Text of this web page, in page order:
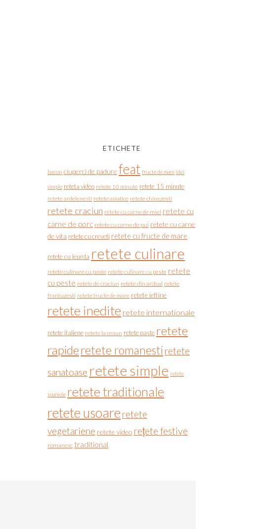
ETICHETE
bacon ciuperci de padure feat fructe de mare idei
simple reteta video retete 10 minute retete 15 minute
retete ardelenesti retete asiatice retete chinezesti
retete craciun retete cu carne de miel retete cu
carne de porc retete cu carne de pui retete cu carne
de vita retete cu creveti retete cu fructe de mare
retete cu leurda retete culinare
retete culinare cu paste retete culinare cu peste retete
cu peste retete de craciun retete din ardeal retete
frantuzesti retete fructe de mare retete ieftine
retete inedite retete internationale
retete italiene retete la ceaun retete paste retete
rapideretete romanesti retete
sanatoase retete simple retete
spaniole retete traditionale
retete usoare retete
vegetariene retete video rețete festive
romanesc traditional